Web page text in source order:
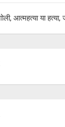
आत्महत्या या